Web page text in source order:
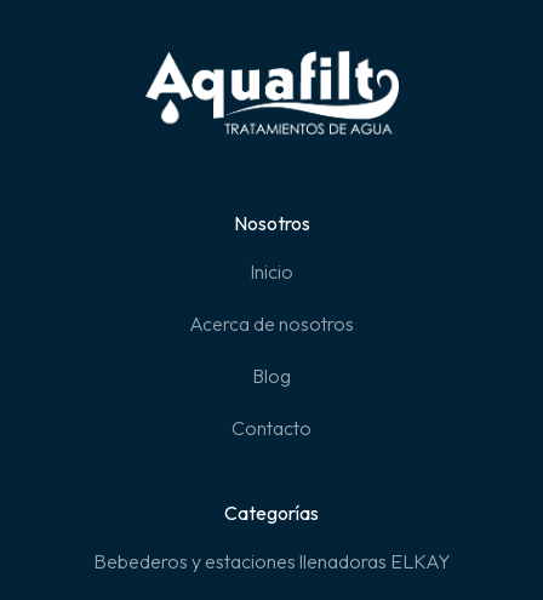
Nosotros
Inicio
Acerca de nosotros
Blog
Contacto
Categorías
Bebederos y estaciones llenadoras ELKAY